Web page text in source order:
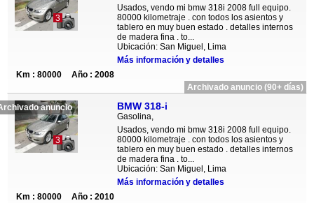
3
Usados, vendo mi bmw 318i 2008 full equipo.
80000 kilometraje . con todos los asientos y
tablero en muy buen estado . detalles internos
de madera fina . to...
Ubicación: San Miguel, Lima
Más información y detalles
Km : 80000
Año : 2008
Archivado anuncio (90+ días)
anuncio
3
BMW 318-i
Gasolina,
Usados, vendo mi bmw 318i 2008 full equipo.
80000 kilometraje . con todos los asientos y
tablero en muy buen estado . detalles internos
de madera fina . to...
Ubicación: San Miguel, Lima
Más información y detalles
Km : 80000
Año : 2010